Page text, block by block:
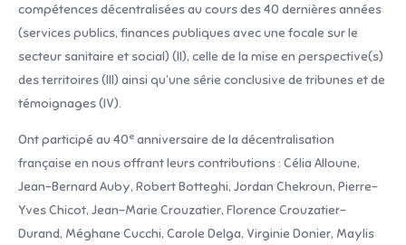
compétences décentralisées au cours des 40 dernières années
(services publics, finances publiques avec une focale sur le
secteur sanitaire et social) (II), celle de la mise en perspective(s)
des territoires (III) ainsi qu’une série conclusive de tribunes et de
témoignages (IV).
Ont participé au 40e anniversaire de la décentralisation
française en nous offrant leurs contributions : Célia Alloune,
Jean-Bernard Auby, Robert Botteghi, Jordan Chekroun, Pierre-
Yves Chicot, Jean-Marie Crouzatier, Florence Crouzatier-
Durand, Méghane Cucchi, Carole Delga, Virginie Donier, Maylis